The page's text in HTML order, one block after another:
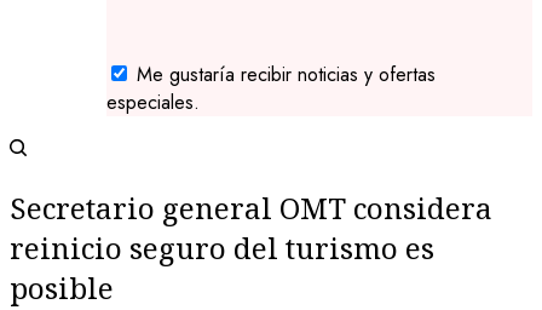
Me gustaría recibir noticias y ofertas
especiales.
Secretario general OMT considera
reinicio seguro del turismo es
posible